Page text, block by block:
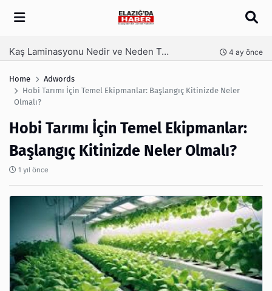
Arama
Kaş Laminasyonu Nedir ve Neden Tercih Edilir? 4 ay önce
Home
Adwords
Hobi Tarımı İçin Temel Ekipmanlar: Başlangıç Kitinizde Neler
Olmalı?
Hobi Tarımı İçin Temel Ekipmanlar:
Başlangıç Kitinizde Neler Olmalı?
1 yıl önce